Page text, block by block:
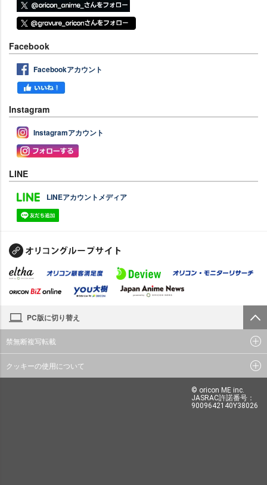
Facebook
Facebookアカウント
Instagram
Instagramアカウント
LINE
LINEアカウントメディア
PC版に切り替え
禁無断複写転載
クッキーの使用について
© oricon ME inc.
JASRAC許諾番号：
9009642140Y38026